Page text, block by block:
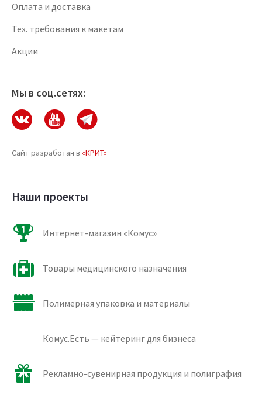
Оплата и доставка
Тех. требования к макетам
Акции
Мы в соц.сетях:
Сайт разработан в «КРИТ»
Наши проекты
Интернет-магазин «Комус»
Товары медицинского назначения
Полимерная упаковка и материалы
Комус.Есть — кейтеринг для бизнеса
Рекламно-сувенирная продукция и полиграфия